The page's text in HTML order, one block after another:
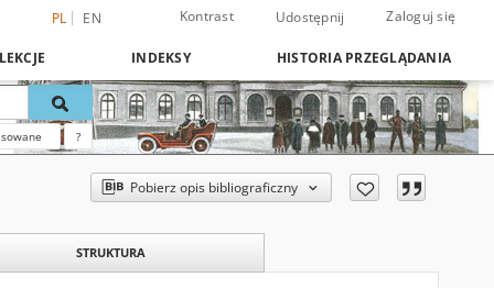
PL EN Kontrast Udostępnij Zaloguj się
INDEKSY HISTORIA PRZEGLĄDANIA
?
Pobierz opis bibliograficzny
STRUKTURA